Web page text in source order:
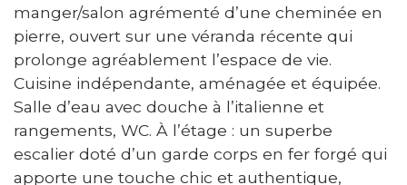
manger/salon agrémenté d’une cheminée en
pierre, ouvert sur une véranda récente qui
prolonge agréablement l’espace de vie.
Cuisine indépendante, aménagée et équipée.
Salle d’eau avec douche à l’italienne et
rangements, WC. À l’étage : un superbe
escalier doté d’un garde corps en fer forgé qui
apporte une touche chic et authentique,